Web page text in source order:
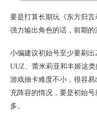
要是打算长期玩《东方归
强力输出角色的话，前期的
小编建议初始号至少要刷出
UUZ、蕾米莉亚和丰姬这
游戏抽卡难度不小，很容
充阵容的情况，要是初始
多。